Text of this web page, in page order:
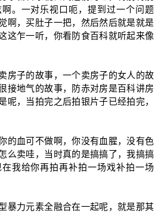
。一对乐视口呃，提到过一个问题
啊，买肚子一把，然后然后就是就是
这乍一听，你看防食百科就听起来像
房子的故事，一个卖房子的女人的故
接地气的故事，防赤对房是百科讲房
呢，当拍完之后拍银片子已经拍完，
的血可不做啊，你没有血腥，没有色
么卖哇，当时真的是搞搞了，我搞搞
我给你再拍再补拍一场戏补拍一场
暴力元素全融合在一起呢，就是那其